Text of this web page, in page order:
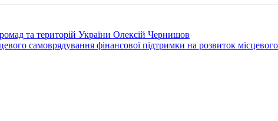
та територій України Олексій Чернишов
самоврядування фінансової підтримки на розвиток